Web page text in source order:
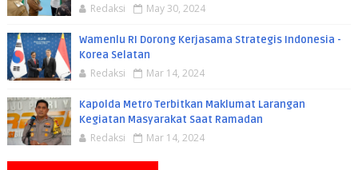
Redaksi May 30, 2024
Wamenlu RI Dorong Kerjasama Strategis Indonesia -
Korea Selatan
Redaksi Mar 14, 2024
Kapolda Metro Terbitkan Maklumat Larangan
Kegiatan Masyarakat Saat Ramadan
Redaksi Mar 14, 2024